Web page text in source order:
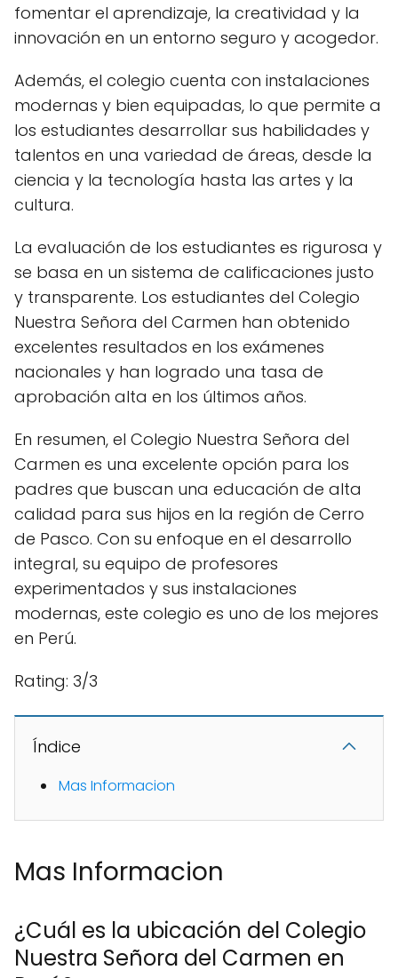
fomentar el aprendizaje, la creatividad y la
innovación en un entorno seguro y acogedor.
Además, el colegio cuenta con instalaciones
modernas y bien equipadas, lo que permite a
los estudiantes desarrollar sus habilidades y
talentos en una variedad de áreas, desde la
ciencia y la tecnología hasta las artes y la
cultura.
La evaluación de los estudiantes es rigurosa y
se basa en un sistema de calificaciones justo
y transparente. Los estudiantes del Colegio
Nuestra Señora del Carmen han obtenido
excelentes resultados en los exámenes
nacionales y han logrado una tasa de
aprobación alta en los últimos años.
En resumen, el Colegio Nuestra Señora del
Carmen es una excelente opción para los
padres que buscan una educación de alta
calidad para sus hijos en la región de Cerro
de Pasco. Con su enfoque en el desarrollo
integral, su equipo de profesores
experimentados y sus instalaciones
modernas, este colegio es uno de los mejores
en Perú.
Rating: 3/3
Índice
Mas Informacion
Mas Informacion
¿Cuál es la ubicación del Colegio
Nuestra Señora del Carmen en